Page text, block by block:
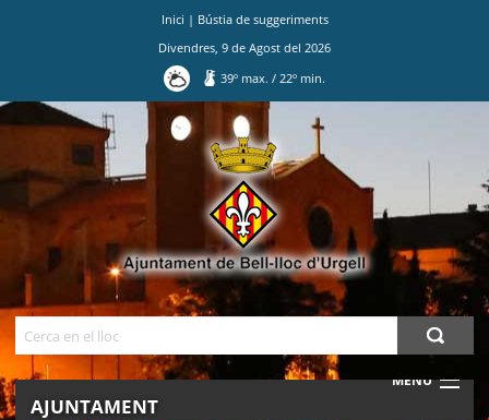
Inici | Bústia de suggeriments
Divendres 9 de Agost del 2026
39º max./ 22º min.
MENU
AJUNTAMENT